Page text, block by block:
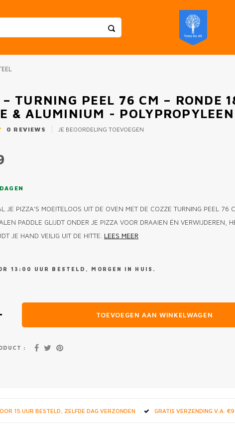
– TURNING PEEL 76 CM – RONDE
& ALUMINIUM - POLYPROPYLEEN
0 REVIEWS JE BEOORDELING TOEVOEGEN
JE PIZZA’S MOEITELOOS UIT DE OVEN MET DE COZZE TURNING PEEL 76
PADDLE GLIJDT ONDER JE PIZZA VOOR DRAAIEN ÉN VERWIJDEREN,
JE HAND VEILIG UIT DE HITTE. LEES MEER
13:00 UUR BESTELD, MORGEN IN HUIS.
TOEVOEGEN AAN WINKELWAGEN
:
15 UUR BESTELD, ZELFDE DAG VERZONDEN GRATIS VERZENDING V.A.